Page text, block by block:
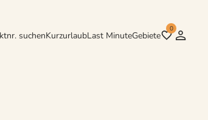
suchenKurzurlaubLast MinuteGebiete
0